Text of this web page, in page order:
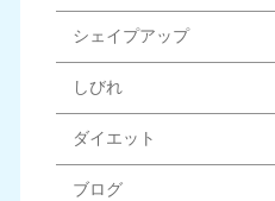
シェイプアップ
しびれ
ダイエット
ブログ